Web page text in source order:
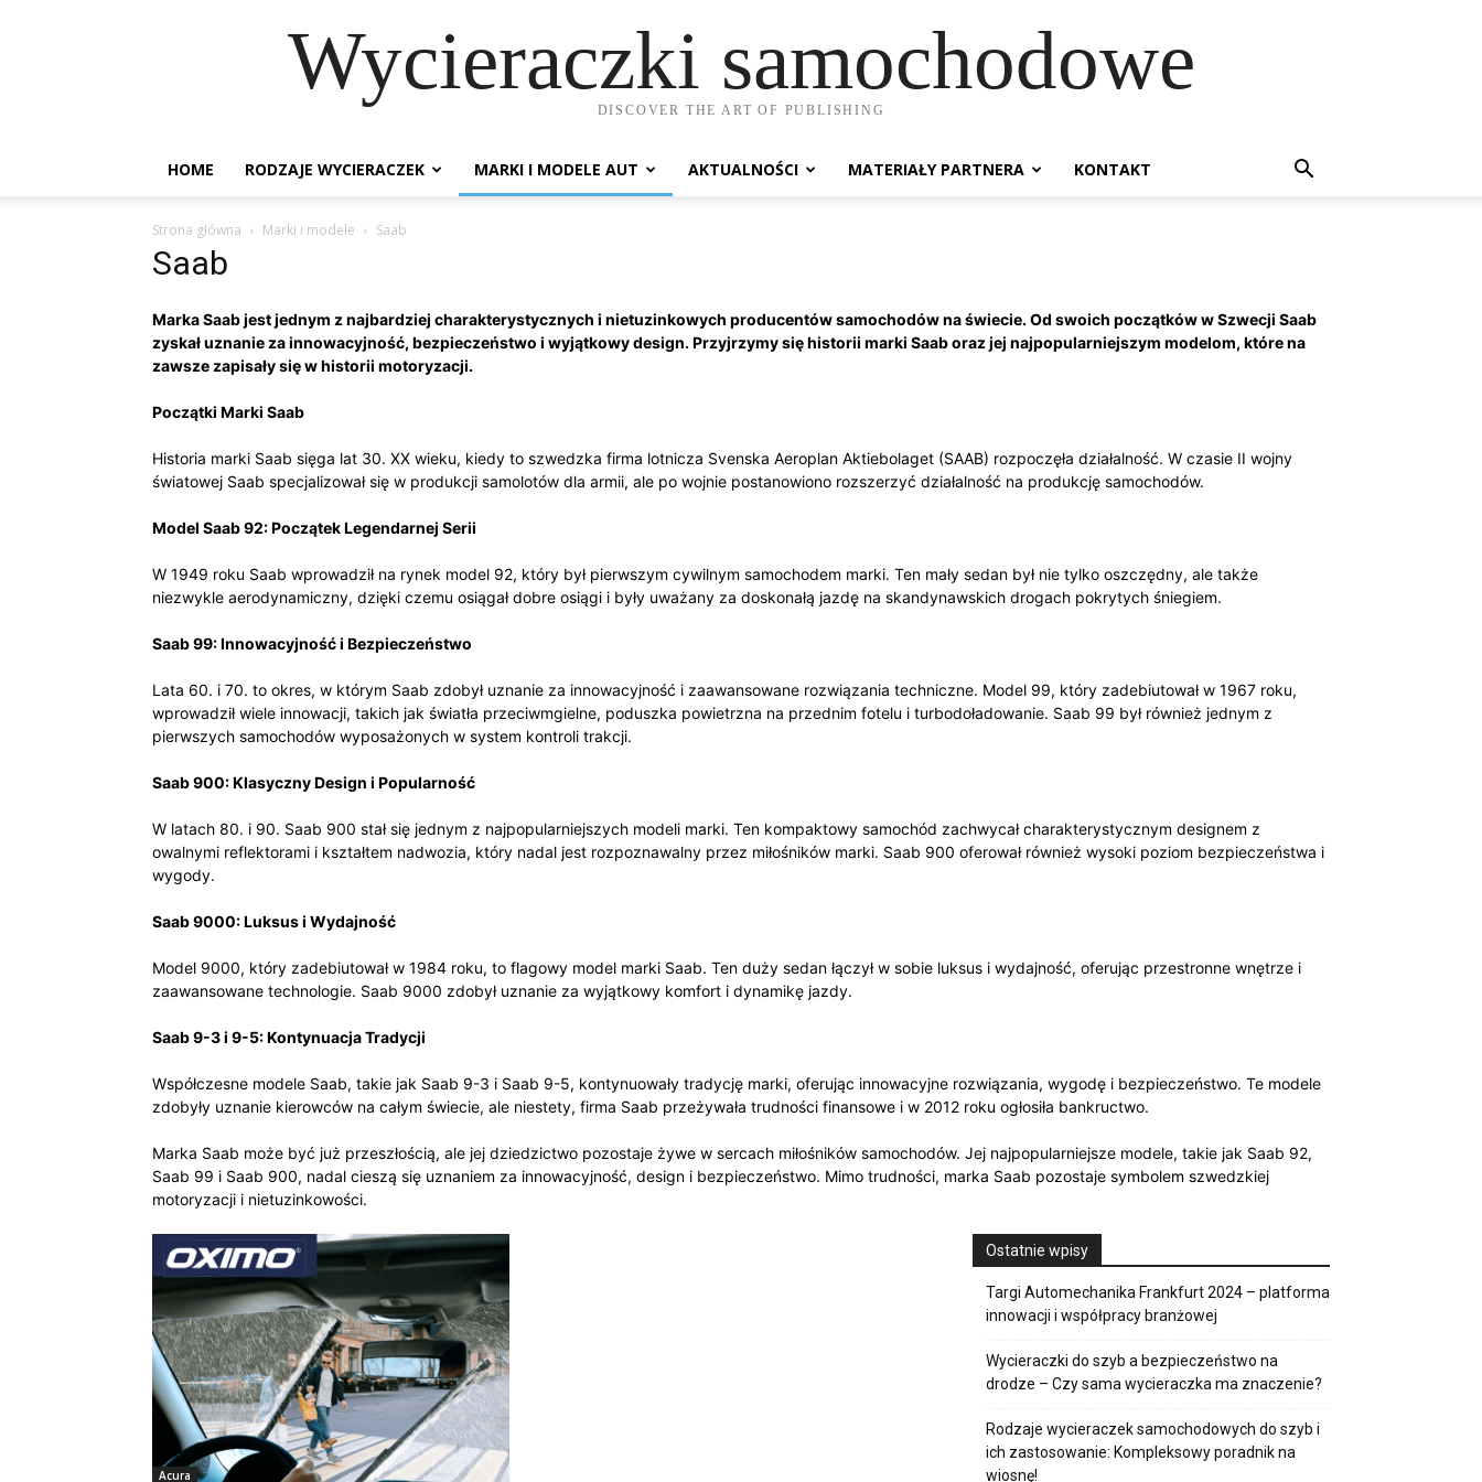
Wycieraczki samochodowe
DISCOVER THE ART OF PUBLISHING
HOME RODZAJE WYCIERACZEK MARKI I MODELE AUT AKTUALNOŚCI MATERIAŁY PARTNERA KONTAKT
Strona główna Marki i modele Saab
Saab
Marka Saab jest jednym z najbardziej charakterystycznych i nietuzinkowych producentów samochodów na świecie. Od swoich początków w Szwecji Saab
zyskał uznanie za innowacyjność, bezpieczeństwo i wyjątkowy design. Przyjrzymy się historii marki Saab oraz jej najpopularniejszym modelom, które na
zawsze zapisały się w historii motoryzacji.
Początki Marki Saab
Historia marki Saab sięga lat 30. XX wieku, kiedy to szwedzka firma lotnicza Svenska Aeroplan Aktiebolaget (SAAB) rozpoczęła działalność. W czasie II wojny
światowej Saab specjalizował się w produkcji samolotów dla armii, ale po wojnie postanowiono rozszerzyć działalność na produkcję samochodów.
Model Saab 92: Początek Legendarnej Serii
W 1949 roku Saab wprowadził na rynek model 92, który był pierwszym cywilnym samochodem marki. Ten mały sedan był nie tylko oszczędny, ale także
niezwykle aerodynamiczny, dzięki czemu osiągał dobre osiągi i były uważany za doskonałą jazdę na skandynawskich drogach pokrytych śniegiem.
Saab 99: Innowacyjność i Bezpieczeństwo
Lata 60. i 70. to okres, w którym Saab zdobył uznanie za innowacyjność i zaawansowane rozwiązania techniczne. Model 99, który zadebiutował w 1967 roku,
wprowadził wiele innowacji, takich jak światła przeciwmgielne, poduszka powietrzna na przednim fotelu i turbodoładowanie. Saab 99 był również jednym z
pierwszych samochodów wyposażonych w system kontroli trakcji.
Saab 900: Klasyczny Design i Popularność
W latach 80. i 90. Saab 900 stał się jednym z najpopularniejszych modeli marki. Ten kompaktowy samochód zachwycał charakterystycznym designem z
owalnymi reflektorami i kształtem nadwozia, który nadal jest rozpoznawalny przez miłośników marki. Saab 900 oferował również wysoki poziom bezpieczeństwa i
wygody.
Saab 9000: Luksus i Wydajność
Model 9000, który zadebiutował w 1984 roku, to flagowy model marki Saab. Ten duży sedan łączył w sobie luksus i wydajność, oferując przestronne wnętrze i
zaawansowane technologie. Saab 9000 zdobył uznanie za wyjątkowy komfort i dynamikę jazdy.
Saab 9-3 i 9-5: Kontynuacja Tradycji
Współczesne modele Saab, takie jak Saab 9-3 i Saab 9-5, kontynuowały tradycję marki, oferując innowacyjne rozwiązania, wygodę i bezpieczeństwo. Te modele
zdobyły uznanie kierowców na całym świecie, ale niestety, firma Saab przeżywała trudności finansowe i w 2012 roku ogłosiła bankructwo.
Marka Saab może być już przeszłością, ale jej dziedzictwo pozostaje żywe w sercach miłośników samochodów. Jej najpopularniejsze modele, takie jak Saab 92,
Saab 99 i Saab 900, nadal cieszą się uznaniem za innowacyjność, design i bezpieczeństwo. Mimo trudności, marka Saab pozostaje symbolem szwedzkiej
motoryzacji i nietuzinkowości.
Acura
Ostatnie wpisy
Targi Automechanika Frankfurt 2024 – platforma
innowacji i współpracy branżowej
Wycieraczki do szyb a bezpieczeństwo na
drodze – Czy sama wycieraczka ma znaczenie?
Rodzaje wycieraczek samochodowych do szyb i
ich zastosowanie: Kompleksowy poradnik na
wiosnę!